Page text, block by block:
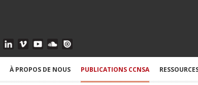
À PROPOS DE NOUS PUBLICATIONS CCNSA